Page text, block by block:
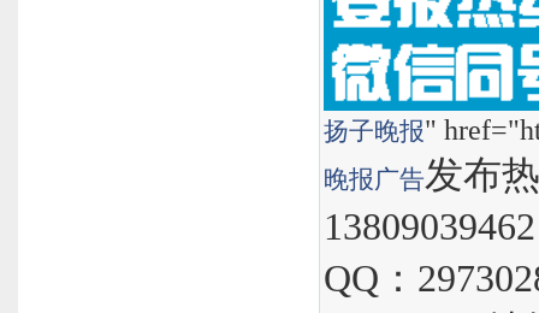
扬子晚报"
晚报广告发布
QQ：